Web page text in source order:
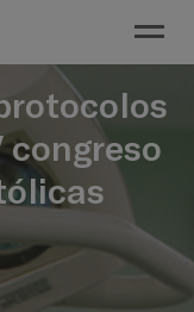
congreso